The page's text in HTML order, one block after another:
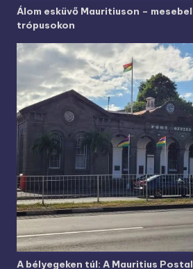
Álom esküvő Mauritiuson –
trópusokon
A bélyegeken túl: A Mauritius